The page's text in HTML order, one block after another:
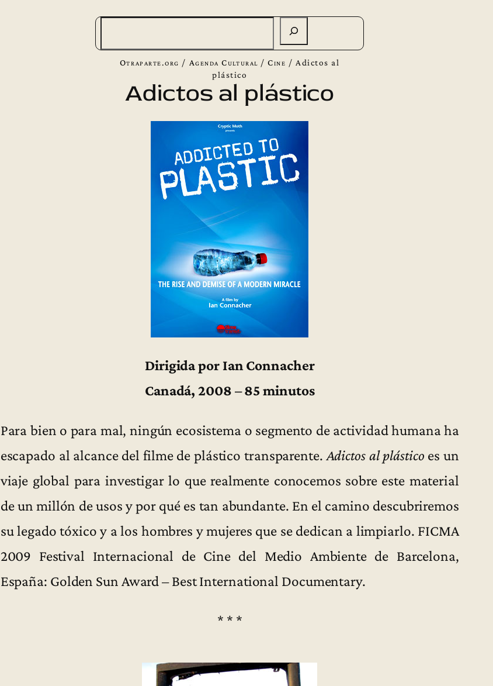
Otraparte.org / Agenda Cultural /Cine / Adictos al
plástico
Adictos al plástico
Dirigida por Ian Connacher
Canadá, 2008 – 85 minutos
Para bien o para mal, ningún ecosistema o segmento de actividad humana ha
escapado al alcance del filme de plástico transparente. Adictos al plástico es un
viaje global para investigar lo que realmente conocemos sobre este material
de un millón de usos y por qué es tan abundante. En el camino descubriremos
su legado tóxico y a los hombres y mujeres que se dedican a limpiarlo. FICMA
2009 Festival Internacional de Cine del Medio Ambiente de Barcelona,
España: Golden Sun Award – Best International Documentary.
* * *